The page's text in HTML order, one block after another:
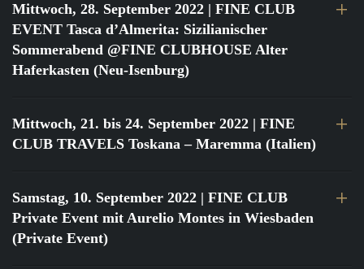
Mittwoch, 28. September 2022 | FINE CLUB
EVENT Tasca d’Almerita: Sizilianischer
Sommerabend @FINE CLUBHOUSE Alter
Haferkasten (Neu-Isenburg)
Mittwoch, 21. bis 24. September 2022 | FINE
CLUB TRAVELS Toskana – Maremma (Italien)
Samstag, 10. September 2022 | FINE CLUB
Private Event mit Aurelio Montes in Wiesbaden
(Private Event)